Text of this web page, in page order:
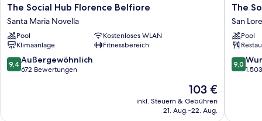
The
Social
Hub
Florence
Belfiore
Santa
Maria
The Social Hub Florence Belfiore
Santa Maria Novella
Pool
Kostenloses WLAN
Klimaanlage
Fitnessbereich
9.4
von
9,4 Außergewöhnlich
672 Bewertungen
Der
Preis
beträgt
103 €
inkl. Steuern & Gebühren
21. Aug.–22. Aug.
The
Social
Hub
Florence
San
Lorenzo
The
San
Pool
9.0
von
9,0